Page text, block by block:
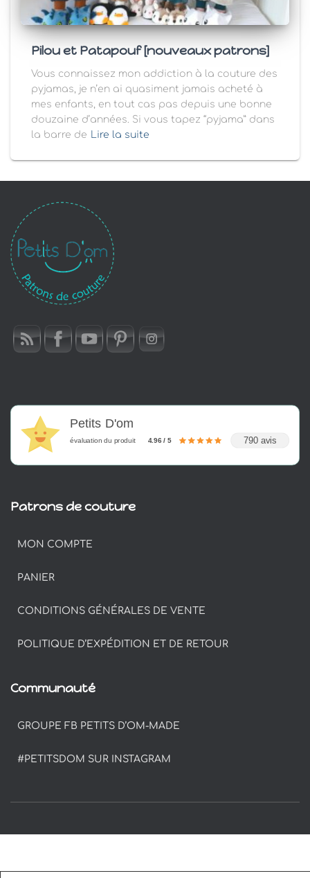
Pilou et Patapouf [nouveaux patrons]
Vous connaissez mon addiction à la couture des
pyjamas, je n’en ai quasiment jamais acheté à
mes enfants, en tout cas pas depuis une bonne
douzaine d’années. Si vous tapez “pyjama” dans
la barre de Lire la suite
Petits D'om
évaluation du produit 4.96 / 5 790 avis
Patrons de couture
MON COMPTE
PANIER
CONDITIONS GÉNÉRALES DE VENTE
POLITIQUE D’EXPÉDITION ET DE RETOUR
Communauté
GROUPE FB PETITS D’OM-MADE
#PETITSDOM SUR INSTAGRAM